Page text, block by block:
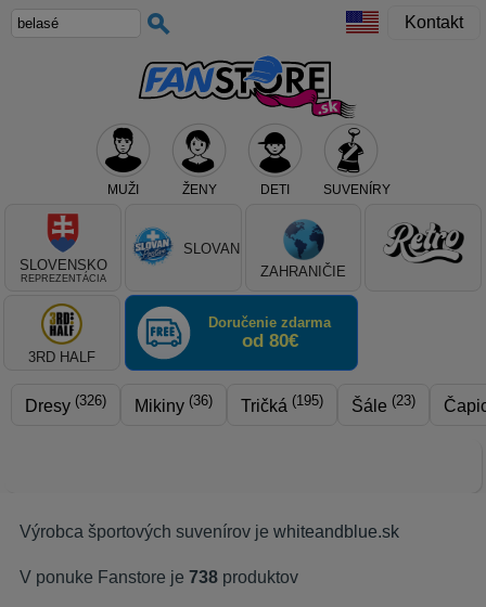
Kontakt
MUŽI ŽENY DETI SUVENÍRY
Teraz vyberte klub, alebo typ výrobku
SLOVENSKO
REPREZENTÁCIA
SLOVAN
ZAHRANIČIE
3RD HALF
Doručenie zdarma
od 80€
Dresy (326) Mikiny (36) Tričká (195) Šále (23)
Výrobca športových suvenírov je whiteandblue.sk
V ponuke Fanstore je 738 produktov